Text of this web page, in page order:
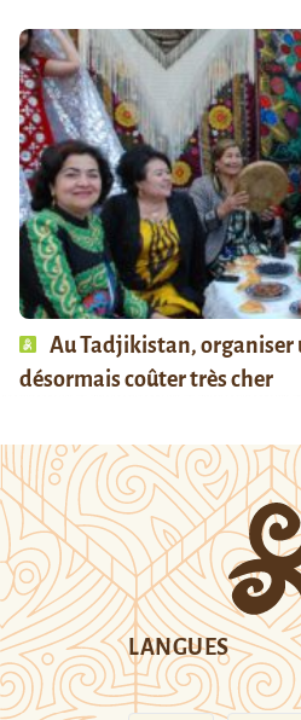
Au Tadjikistan, organiser
désormais coûter très cher
LANGUES